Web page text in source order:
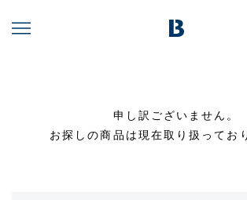
申し訳ございません。
お探しの商品は現在取り扱ってお